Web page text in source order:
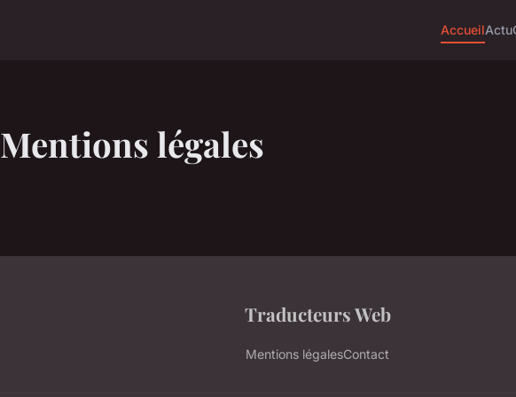
AccueilActu
Mentions légales
Traducteurs Web
Mentions légalesContact